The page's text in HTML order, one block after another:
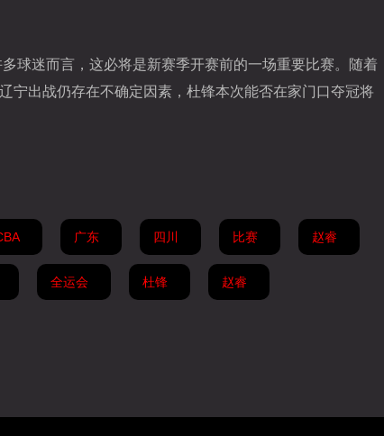
球迷而言，这必将是新赛季开赛前的一场重要比赛。随着
宁出战仍存在不确定因素，杜锋本次能否在家门口夺冠将
广东 四川 比赛 赵睿
全运会 杜锋 赵睿